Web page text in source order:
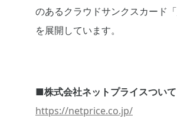
のあるクラウドサンクスカード「
を展開しています。
■株式会社ネットプライスついて
https://netprice.co.jp/